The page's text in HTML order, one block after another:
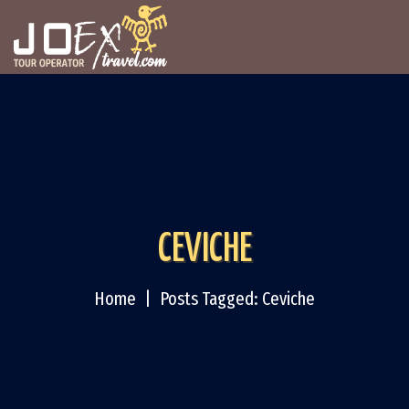
CEVICHE
Home Posts Tagged: Ceviche